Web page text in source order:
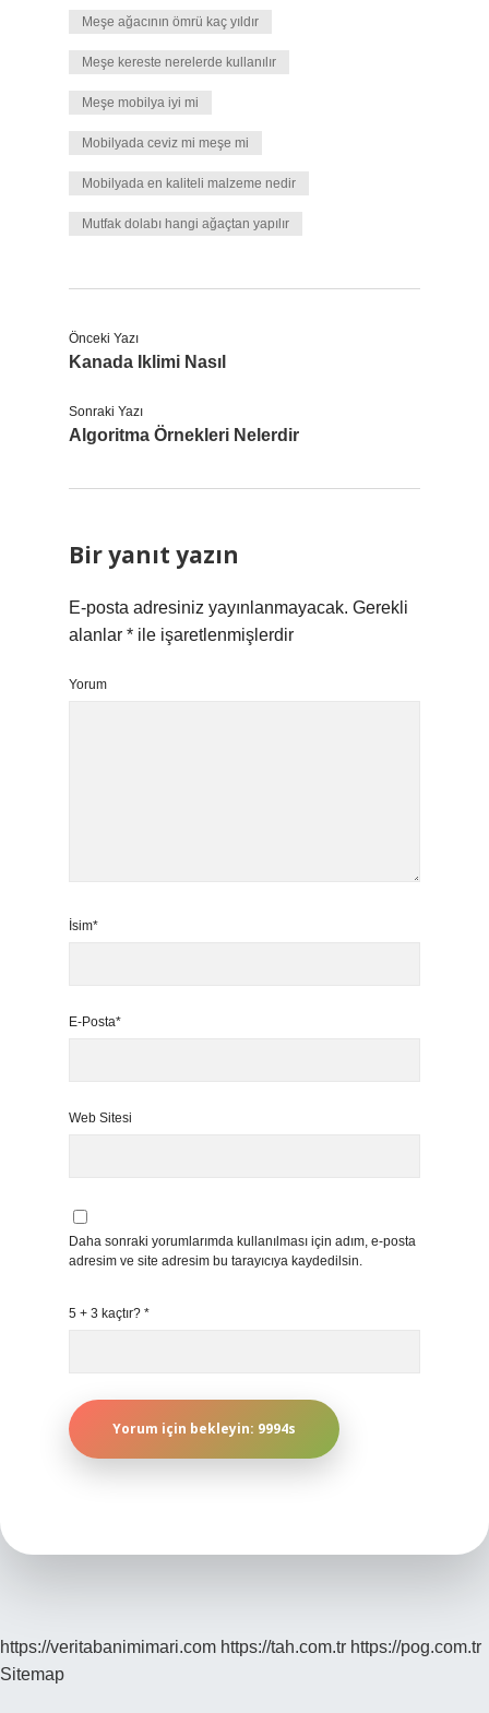
Meşe ağacının ömrü kaç yıldır
Meşe kereste nerelerde kullanılır
Meşe mobilya iyi mi
Mobilyada ceviz mi meşe mi
Mobilyada en kaliteli malzeme nedir
Mutfak dolabı hangi ağaçtan yapılır
Önceki Yazı
Kanada Iklimi Nasıl
Sonraki Yazı
Algoritma Örnekleri Nelerdir
Bir yanıt yazın
E-posta adresiniz yayınlanmayacak. Gerekli
alanlar * ile işaretlenmişlerdir
Yorum
İsim*
E-Posta*
Web Sitesi
Daha sonraki yorumlarımda kullanılması için adım, e-posta
adresim ve site adresim bu tarayıcıya kaydedilsin.
5 + 3 kaçtır? *
https://veritabanimimari.com https://tah.com.tr https://pog.com.tr
Sitemap